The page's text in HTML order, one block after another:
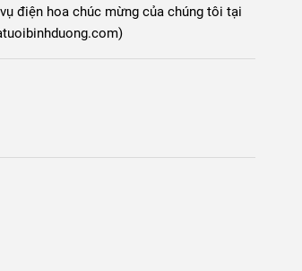
điện hoa chúc mừng của chúng tôi tại